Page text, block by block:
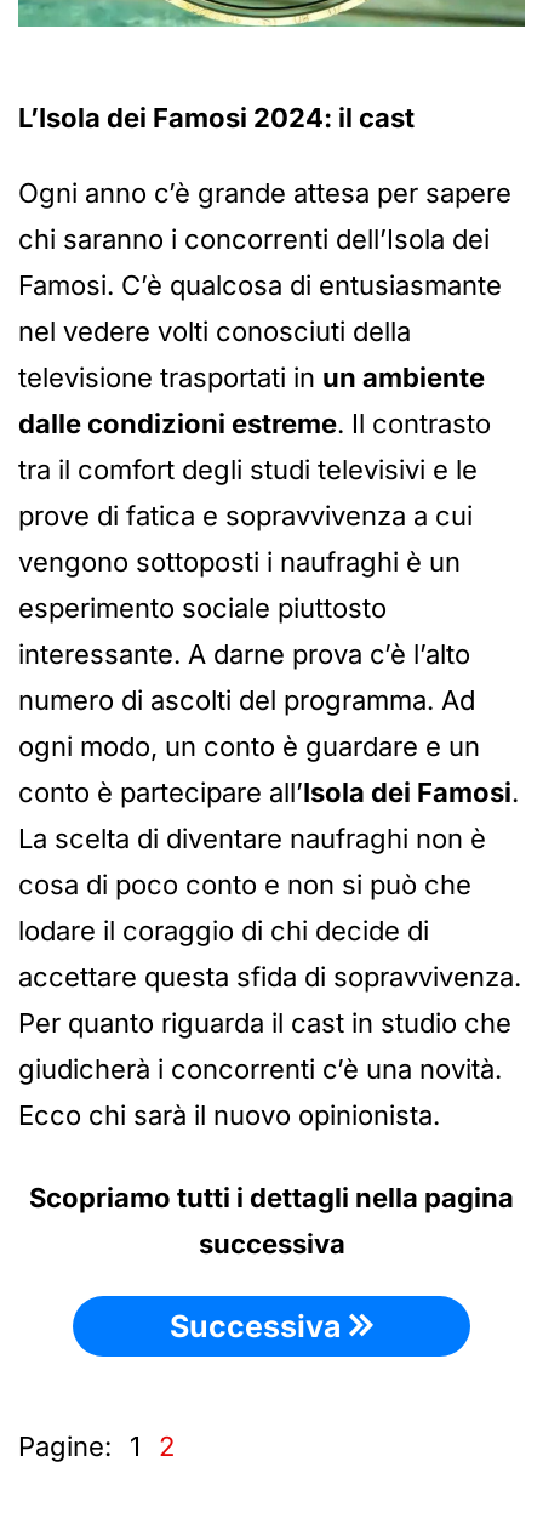
L’Isola dei Famosi 2024: il cast
Ogni anno c’è grande attesa per sapere
chi saranno i concorrenti dell’Isola dei
Famosi. C’è qualcosa di entusiasmante
nel vedere volti conosciuti della
televisione trasportati in un ambiente
dalle condizioni estreme. Il contrasto
tra il comfort degli studi televisivi e le
prove di fatica e sopravvivenza a cui
vengono sottoposti i naufraghi è un
esperimento sociale piuttosto
interessante. A darne prova c’è l’alto
numero di ascolti del programma. Ad
ogni modo, un conto è guardare e un
conto è partecipare all’Isola dei Famosi.
La scelta di diventare naufraghi non è
cosa di poco conto e non si può che
lodare il coraggio di chi decide di
accettare questa sfida di sopravvivenza.
Per quanto riguarda il cast in studio che
giudicherà i concorrenti c’è una novità.
Ecco chi sarà il nuovo opinionista.
Scopriamo tutti i dettagli nella pagina
successiva
Successiva
Pagine: 1 2